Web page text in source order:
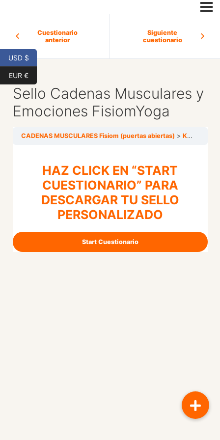
Cuestionario
anterior
Siguiente
cuestionario
Sello Cadenas Musculares y
Emociones FisiomYoga
CADENAS MUSCULARES Fisiom (puertas abiertas) KIT DE PROMOCIÓN
HAZ CLICK EN “START
CUESTIONARIO” PARA
DESCARGAR TU SELLO
PERSONALIZADO
USD $
EUR €